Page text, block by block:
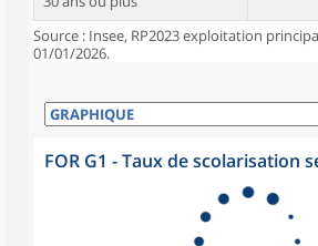
Source : Insee, RP2023 exploitation
01/01/2026.
FOR G1 - Taux de scolarisation